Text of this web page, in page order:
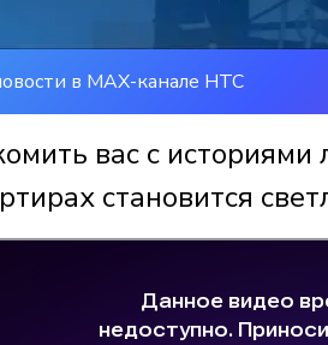
в MAX-канале НТС
вас с
становится